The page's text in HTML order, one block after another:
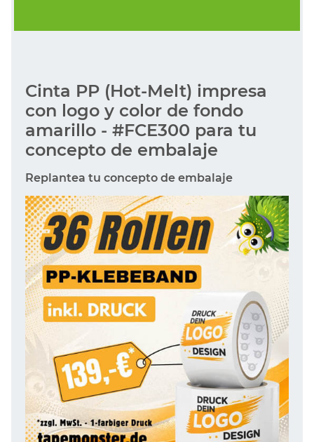
Cinta PP (Hot-Melt) impresa
con logo y color de fondo
amarillo - #FCE300 para tu
concepto de embalaje
Replantea tu concepto de embalaje